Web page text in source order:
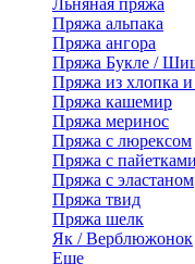
Пряжа альпака
Пряжа ангора
Пряжа Букле /
Пряжа из хлопка
Пряжа кашемир
Пряжа меринос
Пряжа с люрексом
Пряжа с пайетками
Пряжа с эластаном
Пряжа твид
Пряжа шелк
Як / Верблюжонок
Еще